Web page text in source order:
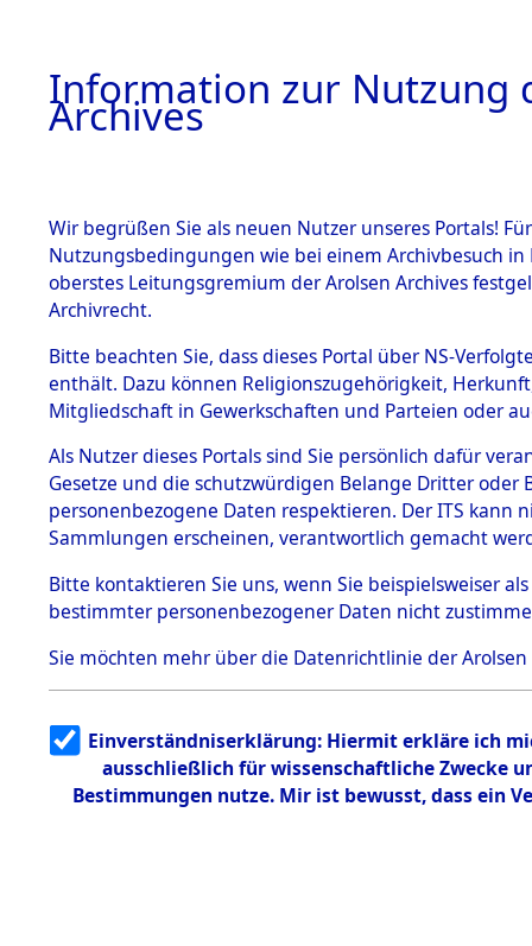
BESTÄNDE
1.
mente
5. Verschiedenes
5.3
Todesmärsche
5.3.1 Alliierte
Erhebungen
zu
Todesmärsch
en
5.3.2
g
5.3.3
Todesmärsch
KZ
anderen
1944 bis
0003
Information zur Nutzung
Archives
Wir begrüßen Sie als neuen Nutzer unseres Portals!
Nutzungsbedingungen wie bei einem Archivbesuch
oberstes Leitungsgremium der Arolsen Archives
Archivrecht.
Bitte beachten Sie, dass dieses Portal über NS-
enthält. Dazu können Religionszugehörigkeit,
Mitgliedschaft in Gewerkschaften und Parteien oder
Als Nutzer dieses Portals sind Sie persönlich dafür
Gesetze und die schutzwürdigen Belange Dritter
personenbezogene Daten respektieren. Der ITS
Sammlungen erscheinen, verantwortlich gemacht
Bitte kontaktieren Sie uns, wenn Sie beispielsweiser
bestimmter personenbezogener Daten nicht
Sie möchten mehr über die Datenrichtlinie der Arolsen
Einverständniserklärung: Hiermit erkläre ich
ausschließlich für wissenschaftliche Zwecke
Bestimmungen nutze. Mir ist bewusst, dass ein